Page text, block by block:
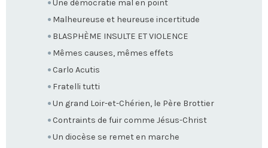
Une démocratie mal en point
Malheureuse et heureuse incertitude
BLASPHÈME INSULTE ET VIOLENCE
Mêmes causes, mêmes effets
Carlo Acutis
Fratelli tutti
Un grand Loir-et-Chérien, le Père Brottier
Contraints de fuir comme Jésus-Christ
Un diocèse se remet en marche